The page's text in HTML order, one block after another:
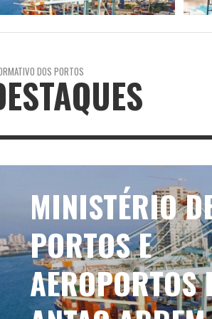
DOS PORTOS
MINISTÉRIO
PORTOS E
AEROPORTOS